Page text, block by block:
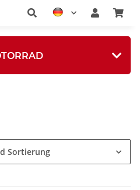
Sortierung